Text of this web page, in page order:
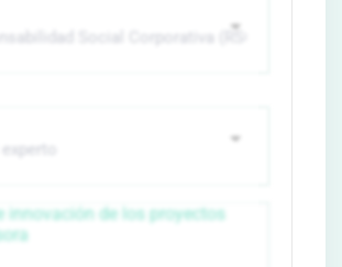
innovación de los proyectos